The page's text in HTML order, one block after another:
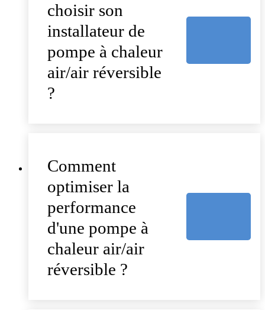
choisir son
installateur de
pompe à chaleur
air/air réversible
?
Comment
optimiser la
performance
d'une pompe à
chaleur air/air
réversible ?